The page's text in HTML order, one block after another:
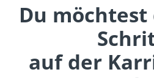
Du
auf der